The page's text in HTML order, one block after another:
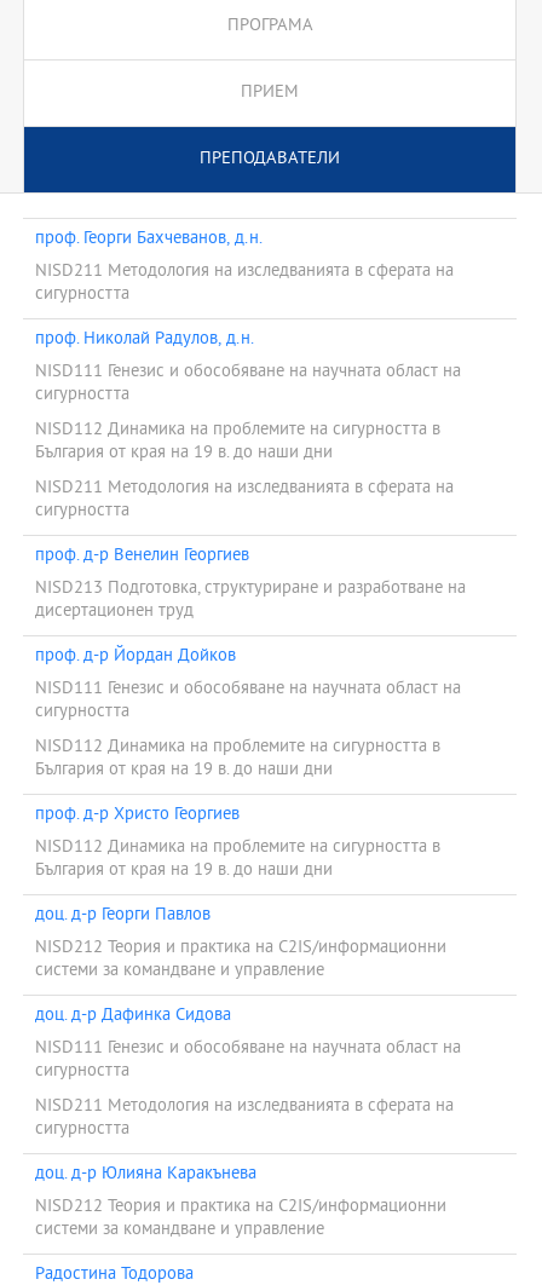
ПРОГРАМА
ПРИЕМ
ПРЕПОДАВАТЕЛИ
проф. Георги Бахчеванов, д.н.
NISD211 Методология на изследванията в сферата на
сигурността
проф. Николай Радулов, д.н.
NISD111 Генезис и обособяване на научната област на
сигурността
NISD112 Динамика на проблемите на сигурността в
България от края на 19 в. до наши дни
NISD211 Методология на изследванията в сферата на
сигурността
проф. д-р Венелин Георгиев
NISD213 Подготовка, структуриране и разработване на
дисертационен труд
проф. д-р Йордан Дойков
NISD111 Генезис и обособяване на научната област на
сигурността
NISD112 Динамика на проблемите на сигурността в
България от края на 19 в. до наши дни
проф. д-р Христо Георгиев
NISD112 Динамика на проблемите на сигурността в
България от края на 19 в. до наши дни
доц. д-р Георги Павлов
NISD212 Теория и практика на С2IS/информационни
системи за командване и управление
доц. д-р Дафинка Сидова
NISD111 Генезис и обособяване на научната област на
сигурността
NISD211 Методология на изследванията в сферата на
сигурността
доц. д-р Юлияна Каракънева
NISD212 Теория и практика на С2IS/информационни
системи за командване и управление
Радостина Тодорова